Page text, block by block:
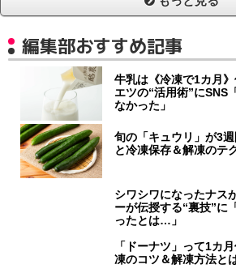
編集部おすすめ記事
牛乳は《冷凍で1カ月
エツの“活用術”にSNS
なかった」
旬の「キュウリ」が3
と冷凍保存＆解凍のテ
シワシワになったナ
ーが伝授する“裏技”に
ったとは…」
「ドーナツ」って1カ
凍のコツ＆解凍方法と